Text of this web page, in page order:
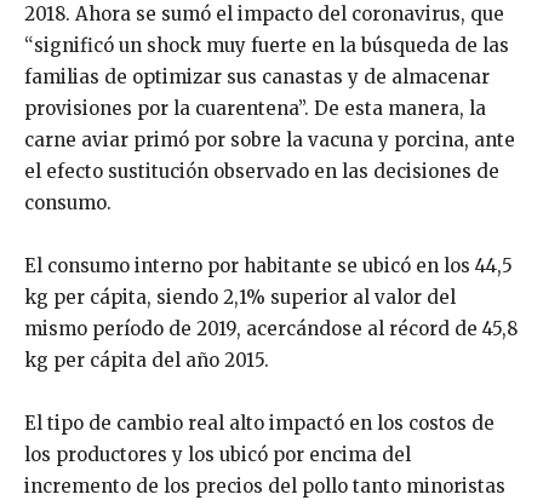
2018. Ahora se sumó el impacto del coronavirus, que
“significó un shock muy fuerte en la búsqueda de las
familias de optimizar sus canastas y de almacenar
provisiones por la cuarentena”. De esta manera, la
carne aviar primó por sobre la vacuna y porcina, ante
el efecto sustitución observado en las decisiones de
consumo.
El consumo interno por habitante se ubicó en los 44,5
kg per cápita, siendo 2,1% superior al valor del
mismo período de 2019, acercándose al récord de 45,8
kg per cápita del año 2015.
El tipo de cambio real alto impactó en los costos de
los productores y los ubicó por encima del
incremento de los precios del pollo tanto minoristas